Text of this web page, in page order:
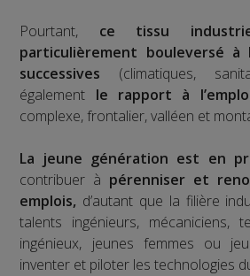
Pourtant, ce tissu
particulièrement bouleversé à
successives (climatiques,
également le rapport à
complexe, frontalier, valléen et
La jeune génération est en
contribuer à pérenniser et
emplois, d’autant que la filière
talents ingénieurs, mécaniciens,
ingénieux, jeunes femmes ou
inventer et piloter les technologies